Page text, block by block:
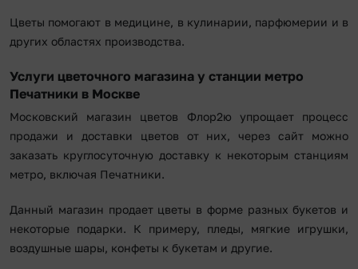
Цветы помогают в медицине, в кулинарии, парфюмерии и в
других областях производства.
Услуги цветочного магазина у станции метро
Печатники в Москве
Московский магазин цветов Флор2ю упрощает процесс
продажи и доставки цветов от них, через сайт можно
заказать круглосуточную доставку к некоторым станциям
метро, включая Печатники.
Данный магазин продает цветы в форме разных букетов и
некоторые подарки. К примеру, пледы, мягкие игрушки,
воздушные шары, конфеты к букетам и другие.